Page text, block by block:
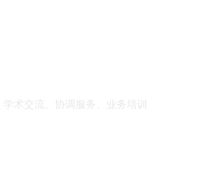
学术交流、协调服务、业务培训